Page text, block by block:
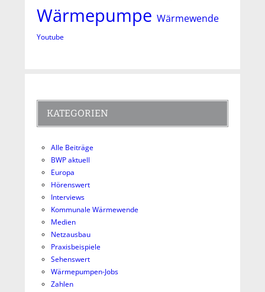
Wärmepumpe Wärmewende
Youtube
KATEGORIEN
Alle Beiträge
BWP aktuell
Europa
Hörenswert
Interviews
Kommunale Wärmewende
Medien
Netzausbau
Praxisbeispiele
Sehenswert
Wärmepumpen-Jobs
Zahlen